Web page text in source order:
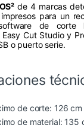
de 4 marcas
para un
de corte
Cut Studio y
o puerto serie.
de corte: 126 cm
de material: 135